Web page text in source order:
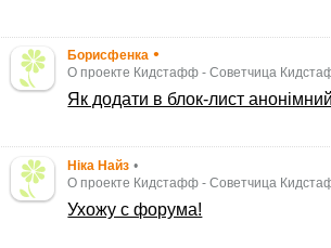
Борисфенка •
О проекте Кидстафф -Советчица
Як додати в блок-лист
Ніка Найз •
О проекте Кидстафф -Советчица
Ухожу с форума!